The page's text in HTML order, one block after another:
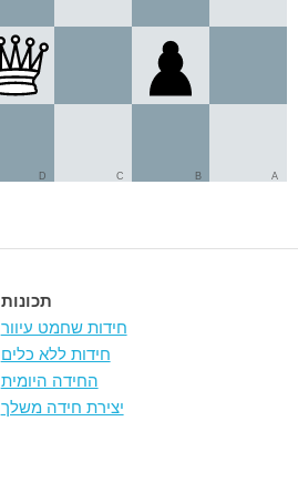
A
B
C
D
תכונות
חידות שחמט עיוור
חידות ללא כלים
החידה היומית
יצירת חידה משלך